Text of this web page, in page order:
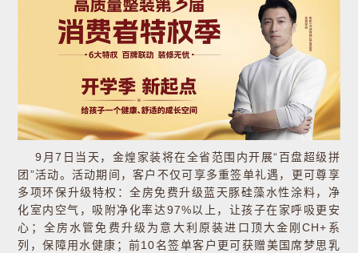
9月7日当天，金煌家装将在全省范围内开展“百盘超级拼
团”活动。活动期间，客户不仅可享多重签单礼遇，更可尊享
多项环保升级特权：全房免费升级蓝天豚硅藻水性涂料，净
化室内空气，吸附净化率达97%以上，让孩子在家呼吸更安
心；全房水管免费升级为意大利原装进口顶大金刚CH+系
列，保障用水健康；前10名签单客户更可获赠美国席梦思乳